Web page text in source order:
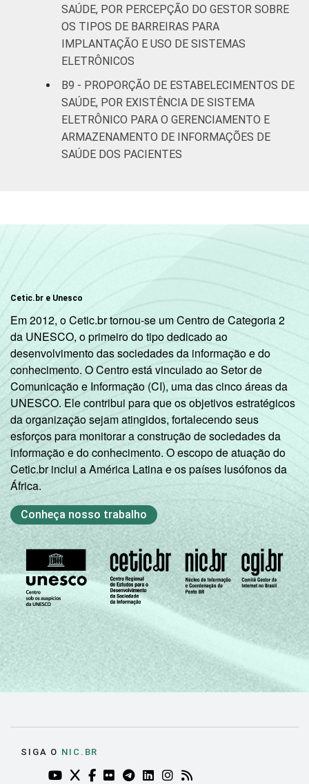
SAÚDE, POR PERCEPÇÃO DO GESTOR SOBRE
OS TIPOS DE BARREIRAS PARA
IMPLANTAÇÃO E USO DE SISTEMAS
ELETRÔNICOS
B9 - PROPORÇÃO DE ESTABELECIMENTOS DE
SAÚDE, POR EXISTÊNCIA DE SISTEMA
ELETRÔNICO PARA O GERENCIAMENTO E
ARMAZENAMENTO DE INFORMAÇÕES DE
SAÚDE DOS PACIENTES
Cetic.br e Unesco
Em 2012, o Cetic.br tornou-se um Centro de Categoria 2
da UNESCO, o primeiro do tipo dedicado ao
desenvolvimento das sociedades da informação e do
conhecimento. O Centro está vinculado ao Setor de
Comunicação e Informação (CI), uma das cinco áreas da
UNESCO. Ele contribui para que os objetivos estratégicos
da organização sejam atingidos, fortalecendo seus
esforços para monitorar a construção de sociedades da
informação e do conhecimento. O escopo de atuação do
Cetic.br inclui a América Latina e os países lusófonos da
África.
Conheça nosso trabalho
SIGA O NIC.BR
YOUTUBE DO NIC.BR (ABRE EM NOVA ABA)
TWITTER DO NIC.BR (ABRE EM NOVA ABA)
FACEBOOK DO NIC.BR (ABRE EM NOVA
FLICKR DO NIC.BR (ABRE EM NOVA
TELEGRAM DO NIC.BR (ABRE EM
LINKEDIN DO NIC.BR (ABRE
INSTAGRAM DO NIC.BR
RSS DO NIC.BR (ABRE